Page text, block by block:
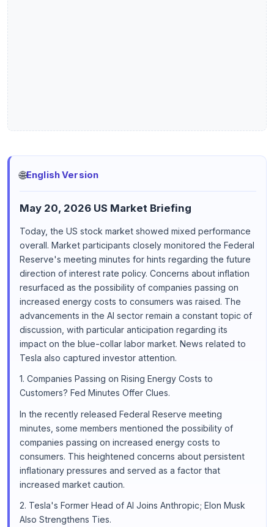
🌐English Version
May 20, 2026 US Market Briefing
Today, the US stock market showed mixed performance
overall. Market participants closely monitored the Federal
Reserve's meeting minutes for hints regarding the future
direction of interest rate policy. Concerns about inflation
resurfaced as the possibility of companies passing on
increased energy costs to consumers was raised. The
advancements in the AI sector remain a constant topic of
discussion, with particular anticipation regarding its
impact on the blue-collar labor market. News related to
Tesla also captured investor attention.
1. Companies Passing on Rising Energy Costs to
Customers? Fed Minutes Offer Clues.
In the recently released Federal Reserve meeting
minutes, some members mentioned the possibility of
companies passing on increased energy costs to
consumers. This heightened concerns about persistent
inflationary pressures and served as a factor that
increased market caution.
2. Tesla's Former Head of AI Joins Anthropic; Elon Musk
Also Strengthens Ties.